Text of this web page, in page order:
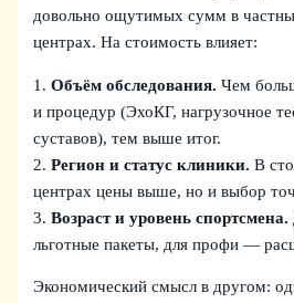
довольно ощутимых сумм в
центрах. На стоимость влияет:
1.Объём обследования. Чем
и процедур (ЭхоКГ, нагрузочное
суставов), тем выше итог.
2.Регион и статус клиники. В
центрах цены выше, но и выбор
3.Возраст и уровень спортсмена.
льготные пакеты, для профи —
Экономический смысл в другом: